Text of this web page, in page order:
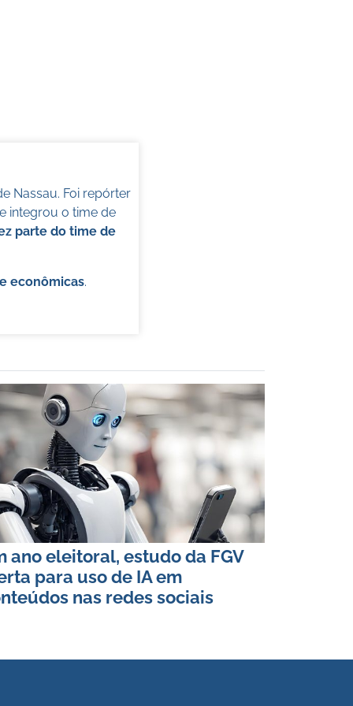
Nassau. Foi repórter
integrou o time de
parte do time de
econômicas.
ano eleitoral, estudo da FGV
para uso de IA em
nas redes sociais